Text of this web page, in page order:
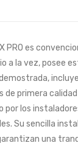
PRO es
a la vez, posee
de primera
los
Su sencilla
una